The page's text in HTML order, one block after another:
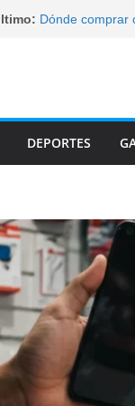
Dónde comprar
Las
DEPORTES